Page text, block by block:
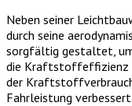
Neben seiner
durch seine
sorgfältig gestaltet,
die Kraftstoffeffizienz
der
Fahrleistung verbessert.